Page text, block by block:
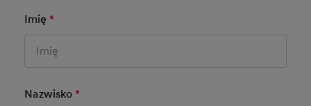
Basic User Info
Imię *Mandatory Field
Nazwisko *Mandatory Field